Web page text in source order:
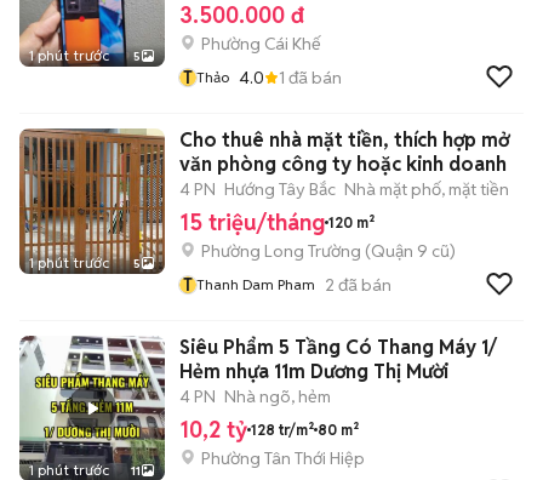
1 phút trước 5
3.500.000 đ
Phường Cái Khế
T Thảo 4.0 1 đã bán
1 phút trước 5
Cho thuê nhà mặt tiền, thích hợp mở
văn phòng công ty hoặc kinh doanh
4 PN Hướng Tây Bắc Nhà mặt phố, mặt tiền
15 triệu/tháng 120 m²
Phường Long Trường (Quận 9 cũ)
T Thanh Dam Pham 2 đã bán
1 phút trước 11
Siêu Phẩm 5 Tầng Có Thang Máy 1/
Hẻm nhựa 11m Dương Thị Mười
4 PN Nhà ngõ, hẻm
10,2 tỷ 128 tr/m² 80 m²
Phường Tân Thới Hiệp